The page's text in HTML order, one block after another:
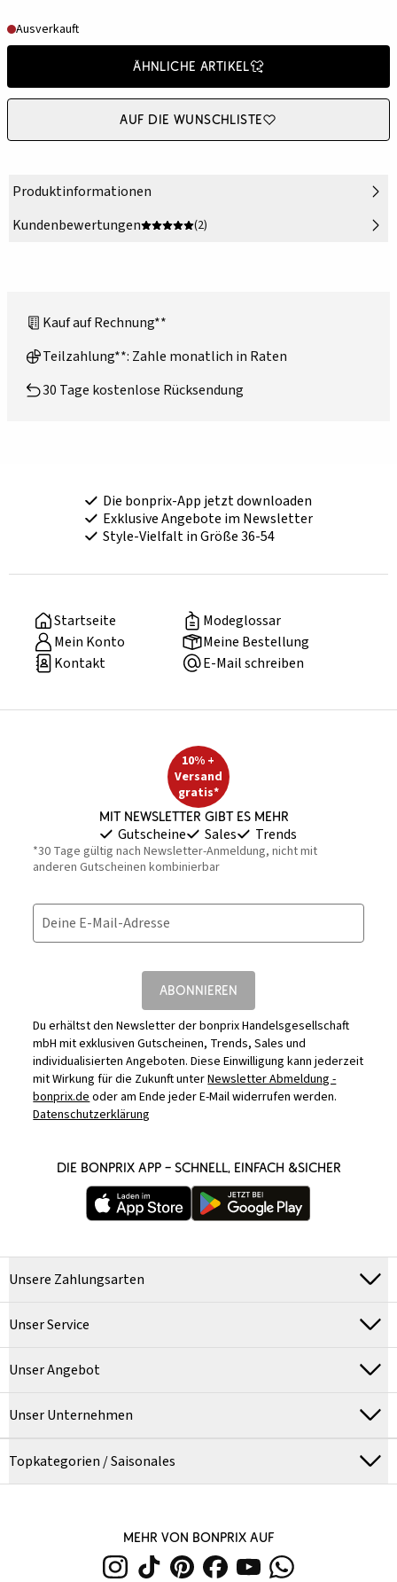
Ausverkauft
Ähnliche Artikel
Auf die Wunschliste
Produktinformationen
Kundenbewertungen
(2)
Kauf auf Rechnung**
Teilzahlung**: Zahle monatlich in Raten
30 Tage kostenlose Rücksendung
Die bonprix-App jetzt downloaden
Exklusive Angebote im Newsletter
Style-Vielfalt in Größe 36-54
Startseite
Modeglossar
Mein Konto
Meine Bestellung
Kontakt
E-Mail schreiben
10% +
Versand
gratis*
Mit Newsletter gibt es mehr
Gutscheine Sales Trends
*30 Tage gültig nach Newsletter-Anmeldung, nicht mit
anderen Gutscheinen kombinierbar
Deine E-Mail-Adresse
ABONNIEREN
Du erhältst den Newsletter der bonprix Handelsgesellschaft
mbH mit exklusiven Gutscheinen, Trends, Sales und
individualisierten Angeboten. Diese Einwilligung kann jederzeit
mit Wirkung für die Zukunft unterNewsletter Abmeldung -
bonprix.deoder am Ende jeder E-Mail widerrufen werden.
Datenschutzerklärung
DIE BONPRIX APP – SCHNELL, EINFACH &SICHER
Unsere Zahlungsarten
Unser Service
Unser Angebot
Unser Unternehmen
Topkategorien / Saisonales
MEHR VON BONPRIX AUF